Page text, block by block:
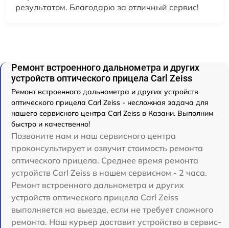
результатом. Благодарю за отличный сервис!
Ремонт встроенного дальнометра и других
устройств оптического прицела Carl Zeiss
Ремонт встроенного дальнометра и других устройств
оптического прицела Carl Zeiss - несложная задача для
нашего сервисного центра Carl Zeiss в Казани. Выполним
быстро и качественно!
Позвоните нам и наш сервисного центра
проконсультирует и озвучит стоимость ремонта
оптического прицела. Среднее время ремонта
устройств Carl Zeiss в нашем сервисном - 2 часа.
Ремонт встроенного дальнометра и других
устройств оптического прицела Carl Zeiss
выполняется на выезде, если не требует сложного
ремонта. Наш курьер доставит устройство в сервис-